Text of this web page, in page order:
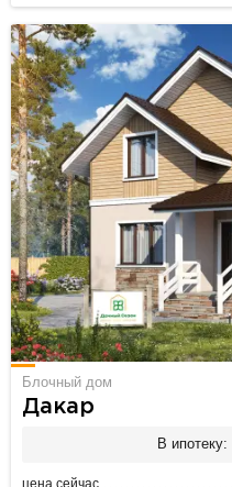
Блочный дом
Дакар
В ипотеку:
цена сейчас